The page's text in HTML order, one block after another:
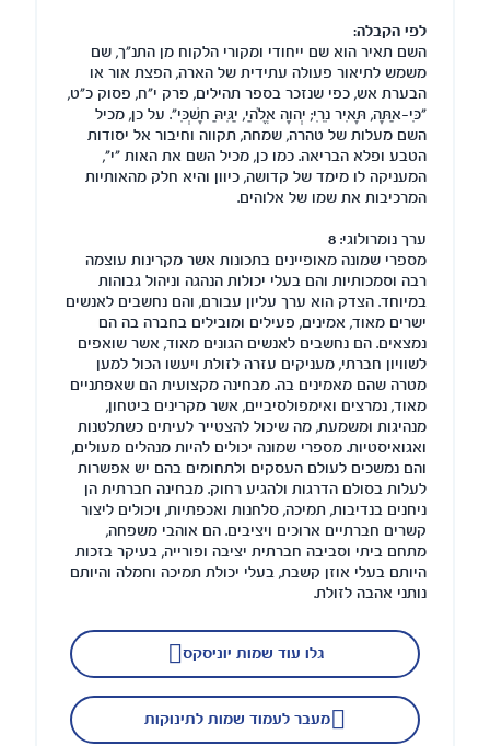
לפי הקבלה:
השם תאיר הוא שם ייחודי ומקורי הלקוח מן התנ"ך, שם
משמש לתיאור פעולה עתידית של הארה, הפצת אור או
הבערת אש, כפי שנזכר בספר תהילים, פרק י"ח, פסוק כ"ט,
"כִּי-אַתָּה, תָּאִיר נֵרִי; יְהוָה אֱלֹהַי, יַגִּיהַּ חָשְׁכִּי". על כן, מכיל
השם מעלות של טהרה, שמחה, תקווה וחיבור אל יסודות
הטבע ופלא הבריאה. כמו כן, מכיל השם את האות "י",
המעניקה לו מימד של קדושה, כיוון והיא חלק מהאותיות
המרכיבות את שמו של אלוהים.
ערך נומרולוגי: 8
מספרי שמונה מאופיינים בתכונות אשר מקרינות עוצמה
רבה וסמכותיות והם בעלי יכולות הנהגה וניהול גבוהות
במיוחד. הצדק הוא ערך עליון עבורם, והם נחשבים לאנשים
ישרים מאוד, אמינים, פעילים ומובילים בחברה בה הם
נמצאים. הם נחשבים לאנשים הגונים מאוד, אשר שואפים
לשוויון חברתי, מעניקים עזרה לזולת ויעשו הכול למען
מטרה שהם מאמינים בה. מבחינה מקצועית הם שאפתניים
מאוד, נמרצים ואימפולסיביים, אשר מקרינים ביטחון,
מנהיגות ומשמעת, מה שיכול להצטייר לעיתים כשתלטנות
ואגואיסטיות. מספרי שמונה יכולים להיות מנהלים מעולים,
והם נמשכים לעולם העסקים ולתחומים בהם יש אפשרות
לעלות בסולם הדרגות ולהגיע רחוק. מבחינה חברתית הן
ניחנים בנדיבות, תמיכה, סלחנות ואכפתיות, ויכולים ליצור
קשרים חברתיים ארוכים ויציבים. הם אוהבי משפחה,
מתחם ביתי וסביבה חברתית יציבה ופורייה, בעיקר בזכות
היותם בעלי אוזן קשבת, בעלי יכולת תמיכה וחמלה והיותם
נותני אהבה לזולת.
מעבר לעמוד שמות לתינוקות
גלו עוד שמות יוניסקס